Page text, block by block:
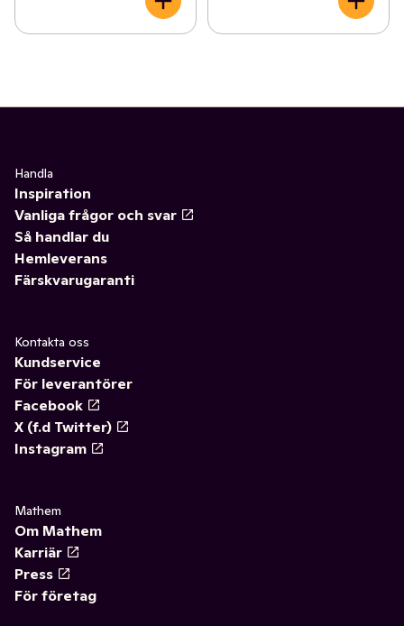
Handla
Inspiration
Vanliga frågor och svar
Så handlar du
Hemleverans
Färskvarugaranti
Kontakta oss
Kundservice
För leverantörer
Facebook
X (f.d Twitter)
Instagram
Mathem
Om Mathem
Karriär
Press
För företag